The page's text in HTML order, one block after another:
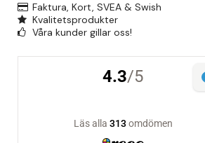
Faktura, Kort, SVEA & Swish
Kvalitetsprodukter
Våra kunder gillar oss!